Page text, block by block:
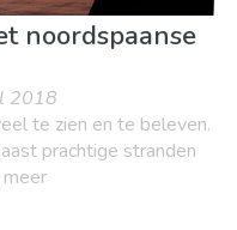
noordspaanse
2018
te zien en te beleven.
prachtige stranden